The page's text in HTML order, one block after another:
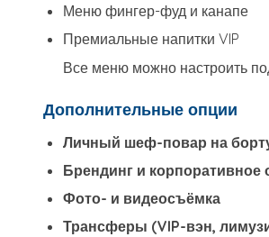
Меню фингер-фуд и канапе
Премиальные напитки VIP
Все меню можно настроить
Дополнительные опции
Личный шеф-повар на
Брендинг и
Фото- и видеосъёмка
Трансферы (VIP-вэн,